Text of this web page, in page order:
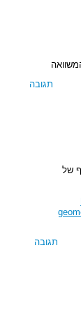
תגובה
תגובה